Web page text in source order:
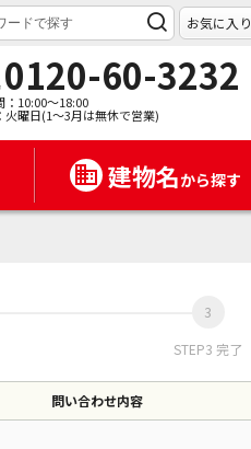
お気に入り
0120-60-3232
：10:00～18:00
火曜日(1～3月は無休で営業)
建物名から探す
STEP3 完了
問い合わせ内容